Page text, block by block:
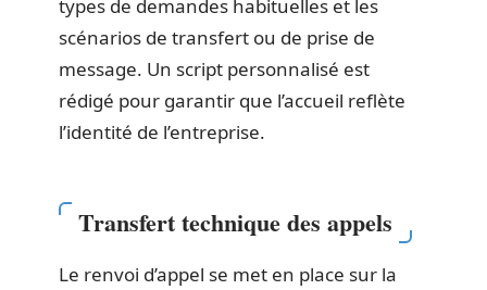
types de demandes habituelles et les
scénarios de transfert ou de prise de
message. Un script personnalisé est
rédigé pour garantir que l’accueil reflète
l’identité de l’entreprise.
Transfert technique des appels
Le renvoi d’appel se met en place sur la